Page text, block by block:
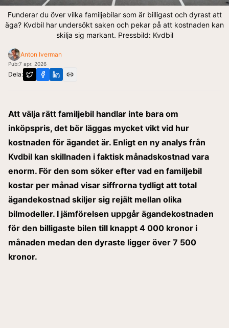
Funderar du över vilka familjebilar som är billigast och dyrast att
äga? Kvdbil har undersökt saken och pekar på att kostnaden kan
skilja sig markant. Pressbild: Kvdbil
Anton Iverman
Pub:7 apr. 2026
Dela:
Att välja rätt familjebil handlar inte bara om
inköpspris, det bör läggas mycket vikt vid hur
kostnaden för ägandet är. Enligt en ny analys från
Kvdbil kan skillnaden i faktisk månadskostnad vara
enorm. För den som söker efter vad en familjebil
kostar per månad visar siffrorna tydligt att total
ägandekostnad skiljer sig rejält mellan olika
bilmodeller. I jämförelsen uppgår ägandekostnaden
för den billigaste bilen till knappt 4 000 kronor i
månaden medan den dyraste ligger över 7 500
kronor.